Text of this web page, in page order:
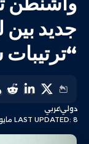
جديد بين
LAST UPDATED: 8 مايو، 2026 11:25 م
دوليعربي